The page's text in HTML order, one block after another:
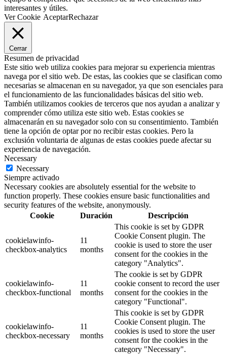
interesantes y útiles.
Ver Cookie AceptarRechazar
Cerrar
Resumen de privacidad
Este sitio web utiliza cookies para mejorar su experiencia mientras
navega por el sitio web. De estas, las cookies que se clasifican como
necesarias se almacenan en su navegador, ya que son esenciales para
el funcionamiento de las funcionalidades básicas del sitio web.
También utilizamos cookies de terceros que nos ayudan a analizar y
comprender cómo utiliza este sitio web. Estas cookies se
almacenarán en su navegador solo con su consentimiento. También
tiene la opción de optar por no recibir estas cookies. Pero la
exclusión voluntaria de algunas de estas cookies puede afectar su
experiencia de navegación.
Necessary
Necessary
Siempre activado
Necessary cookies are absolutely essential for the website to
function properly. These cookies ensure basic functionalities and
security features of the website, anonymously.
Cookie
Duración Descripción
cookielawinfo-
checkbox-analytics
11
months
This cookie is set by GDPR
Cookie Consent plugin. The
cookie is used to store the user
consent for the cookies in the
category "Analytics".
cookielawinfo-
checkbox-functional
11
months
The cookie is set by GDPR
cookie consent to record the user
consent for the cookies in the
category "Functional".
cookielawinfo-
checkbox-necessary
11
months
This cookie is set by GDPR
Cookie Consent plugin. The
cookies is used to store the user
consent for the cookies in the
category "Necessary".